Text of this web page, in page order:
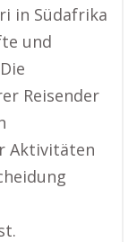
in Südafrika
und
Reisender
Aktivitäten